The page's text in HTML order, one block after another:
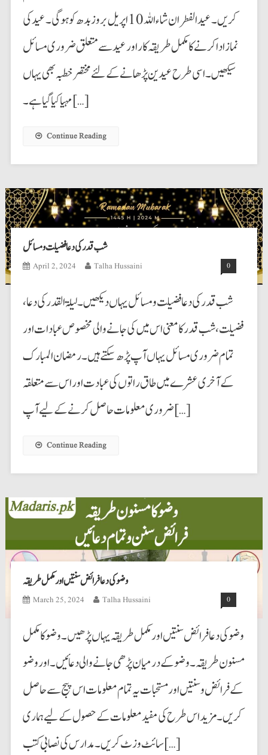
کریں۔ عید الفطر ان شاء اللہ 10 اپریل بروز بدھ کو ہوگی۔ عید کی
نماز ادا کرنے کا مکمل طریقہ کار اور عید سے متعلق ضروری مسائل
سیکھیں۔ اسی طرح عیدین پڑھانے کے لئے مختصر خطبہ بھی یہاں
مہیا کیا گیا ہے۔ […]
Continue Reading
شب قدر کی دعا فضیلت و مسائل
April 2, 2024 Talha Hussaini 0
شب قدر کی دعا فضیلت و مسائل یہاں دیکھیں۔ لیلۃ القدر کی دعا،
فضیلت، شب قدر کا معنی اس میں کی جانے والی مخصوص عبادات اور
تمام ضروری مسائل یہاں آپ پڑھ سکتے ہیں۔ رمضان المبارک
کے آخری عشرے میں طاق راتوں کی عبادت اور اس سے متعلقہ
ضروری معلومات حاصل کرنے کے لیے آپ […]
Continue Reading
وضو کی دعا فرائض سنتیں اور مکمل طریقہ
March 25, 2024 Talha Hussaini 0
وضو کی دعا فرائض سنتیں اور مکمل طریقہ یہاں پڑھیں۔ وضو کا مکمل
مسنون طریقہ۔ وضو کے درمیان پڑھی جانے والی دعائیں۔ اور وضو
کے فرائض وسنتیں اور مستحبات یہ تمام معلومات اس پیج سے حاصل
کریں۔ مزید اس طرح کی مفید معلومات کے حصول کے لیے ہماری
سائٹ وزٹ کریں۔ مدارس کی نصابی کتب […]